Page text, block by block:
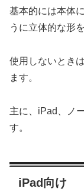
基本的には本体
うに立体的な形
使用しないとき
ます。
主に、iPad、ノ
す。
iPad向け